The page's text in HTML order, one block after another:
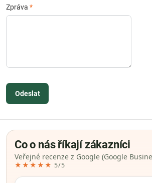
Zpráva *
Odeslat
Co o nás říkají zákazníci
Veřejné recenze z Google (Google
★★★★★ 5/5